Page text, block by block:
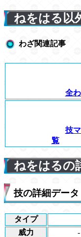
ねをはる以
わざ関連記事
全
技
覧
ねをはるの
技の詳細データ
タイプ
威力
-